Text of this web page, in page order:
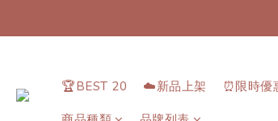
【
🏆BEST 20 ☁️新品上架 ⏰限時優